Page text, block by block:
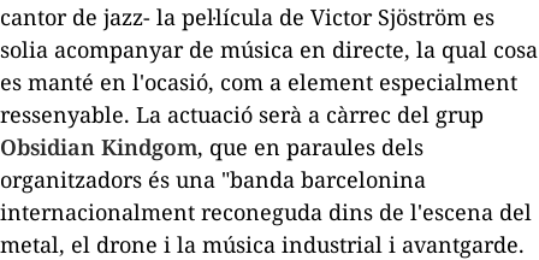
cantor de jazz- la pel·lícula de Victor Sjöström es
solia acompanyar de música en directe, la qual cosa
es manté en l'ocasió, com a element especialment
ressenyable. La actuació serà a càrrec del grup
Obsidian Kindgom, que en paraules dels
organitzadors és una "banda barcelonina
internacionalment reconeguda dins de l'escena del
metal, el drone i la música industrial i avantgarde.